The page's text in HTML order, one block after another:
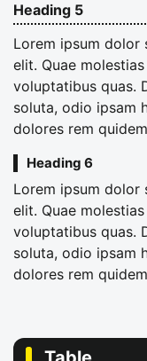
Heading 5
Lorem ipsum dolor
elit. Quae
voluptatibus quas.
soluta, odio ipsam
dolores rem
Heading 6
Lorem ipsum dolor
elit. Quae
voluptatibus quas.
soluta, odio ipsam
dolores rem